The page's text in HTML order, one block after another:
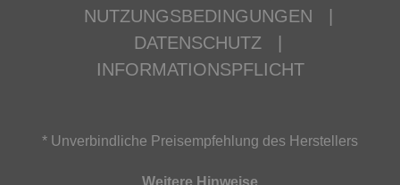
NUTZUNGSBEDINGUNGEN
DATENSCHUTZ
INFORMATIONSPFLICHT
* Unverbindliche Preisempfehlung des Herstellers
Weitere Hinweise